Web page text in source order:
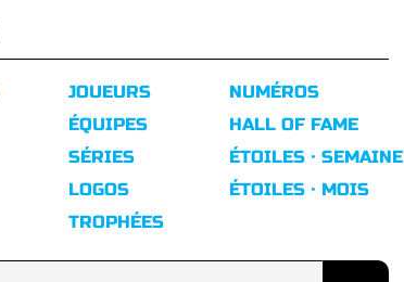
JOUEURS
ÉQUIPES
SÉRIES
LOGOS
TROPHÉES
NUMÉROS
HALL OF FAME
ÉTOILES · SEMAINE
ÉTOILES · MOIS